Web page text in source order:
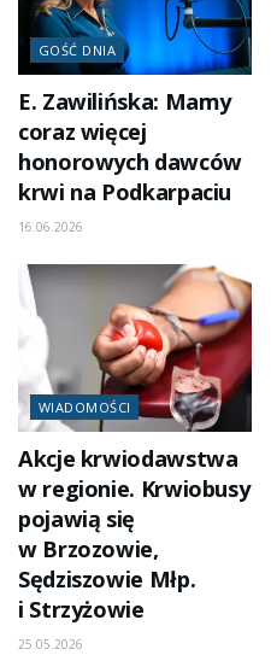
GOŚĆ DNIA
E. Zawilińska: Mamy
coraz więcej
honorowych dawców
krwi na Podkarpaciu
16.06.2026
WIADOMOŚCI
Akcje krwiodawstwa
w regionie. Krwiobusy
pojawią się
w Brzozowie,
Sędziszowie Młp.
i Strzyżowie
25.05.2026